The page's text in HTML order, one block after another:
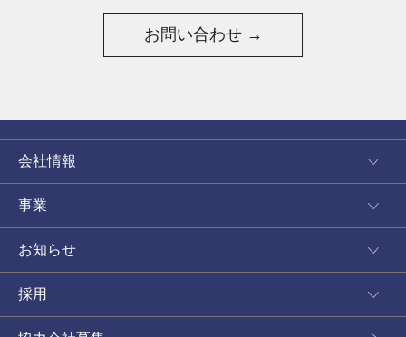
お問い合わせ →
会社情報
事業
お知らせ
採用